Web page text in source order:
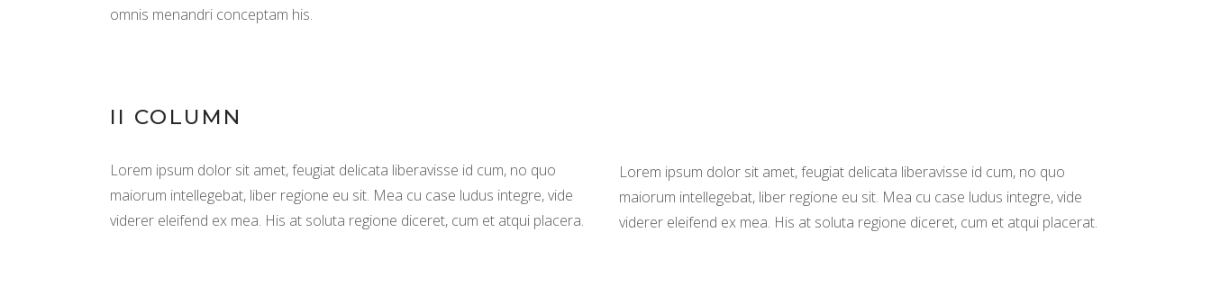
omnis menandri conceptam his.
II COLUMN
Lorem ipsum dolor sit amet, feugiat delicata liberavisse id cum, no quo
maiorum intellegebat, liber regione eu sit. Mea cu case ludus integre, vide
viderer eleifend ex mea. His at soluta regione diceret, cum et atqui placera.
Lorem ipsum dolor sit amet, feugiat delicata liberavisse id cum, no quo
maiorum intellegebat, liber regione eu sit. Mea cu case ludus integre, vide
viderer eleifend ex mea. His at soluta regione diceret, cum et atqui placerat.